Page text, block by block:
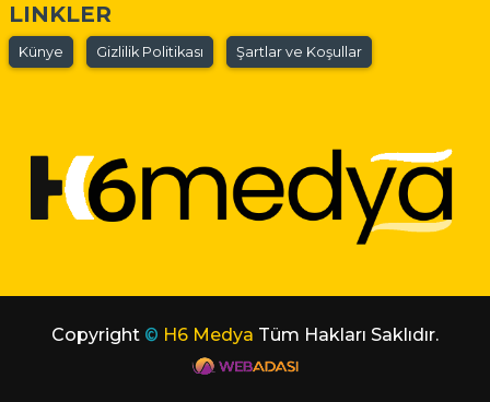
LINKLER
Künye Gizlilik Politikası Şartlar ve Koşullar
Copyright © H6 Medya Tüm Hakları Saklıdır.